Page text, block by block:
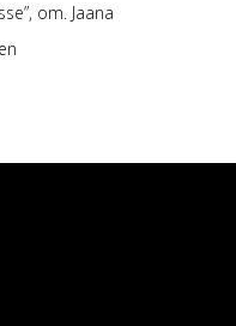
om. Jaana